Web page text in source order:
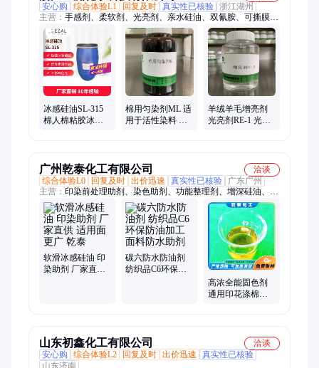
安心购
综合体验L1 回复及时 真实性已核验 浙江湖州
主营： 手感剂、柔软剂、光亮剂、亲水硅油、双氰胺、可撕膜、
增加克、纺织纤维、染料助剂、织物面料、环氧树脂、防沾污
剂、纺织纺纱、针织面料、织物毛衫、二氰二胺、纺织除油、摩
擦牢度、纤维面料、毛涤纶锦纶、纺织除锈剂、亲水冰爽凉、香
味整理剂、抗菌防霉剂、仿真皮处理
冰感硅油SL-315
棉人棉粘胶冰感
棉用匀染剂ML 适
用于活性染料 全
羊绒羊毛增亮剂
光亮剂RE-1 光泽
广州乾泰化工有限公司
洽谈
综合体验L0
回复及时 出价迅速 真实性已核验
广东广州
主营： 印染前处理助剂、染色助剂、功能整理剂、增深硅油、无
醛固色剂、高浓固色剂、渗透剂、精练酶
软滑冰感硅油 印
染助剂 厂家直供
碳六防水防油剂
纺织品C6环保防
高浓全能固色剂
通用印花涤棉固
山东初鑫化工有限公司
洽谈
安心购
综合体验L2 回复及时 出价迅速
真实性已核验
山东济南